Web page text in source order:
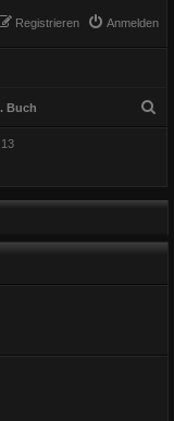
Anmelden
Registrieren
Buch